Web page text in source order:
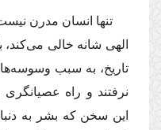
تنها انسان مدرن
الهى شانه خالى مى‌كند،
تاریخ، به سبب
نرفتند و راه
این سخن كه بشر به